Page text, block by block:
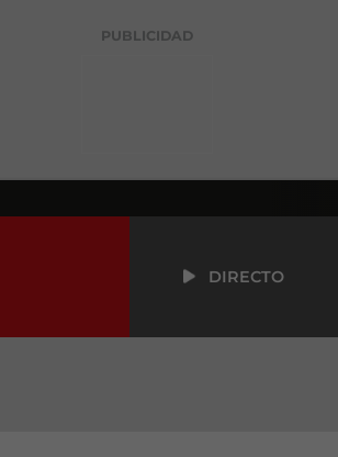
PUBLICIDAD
DIRECTO